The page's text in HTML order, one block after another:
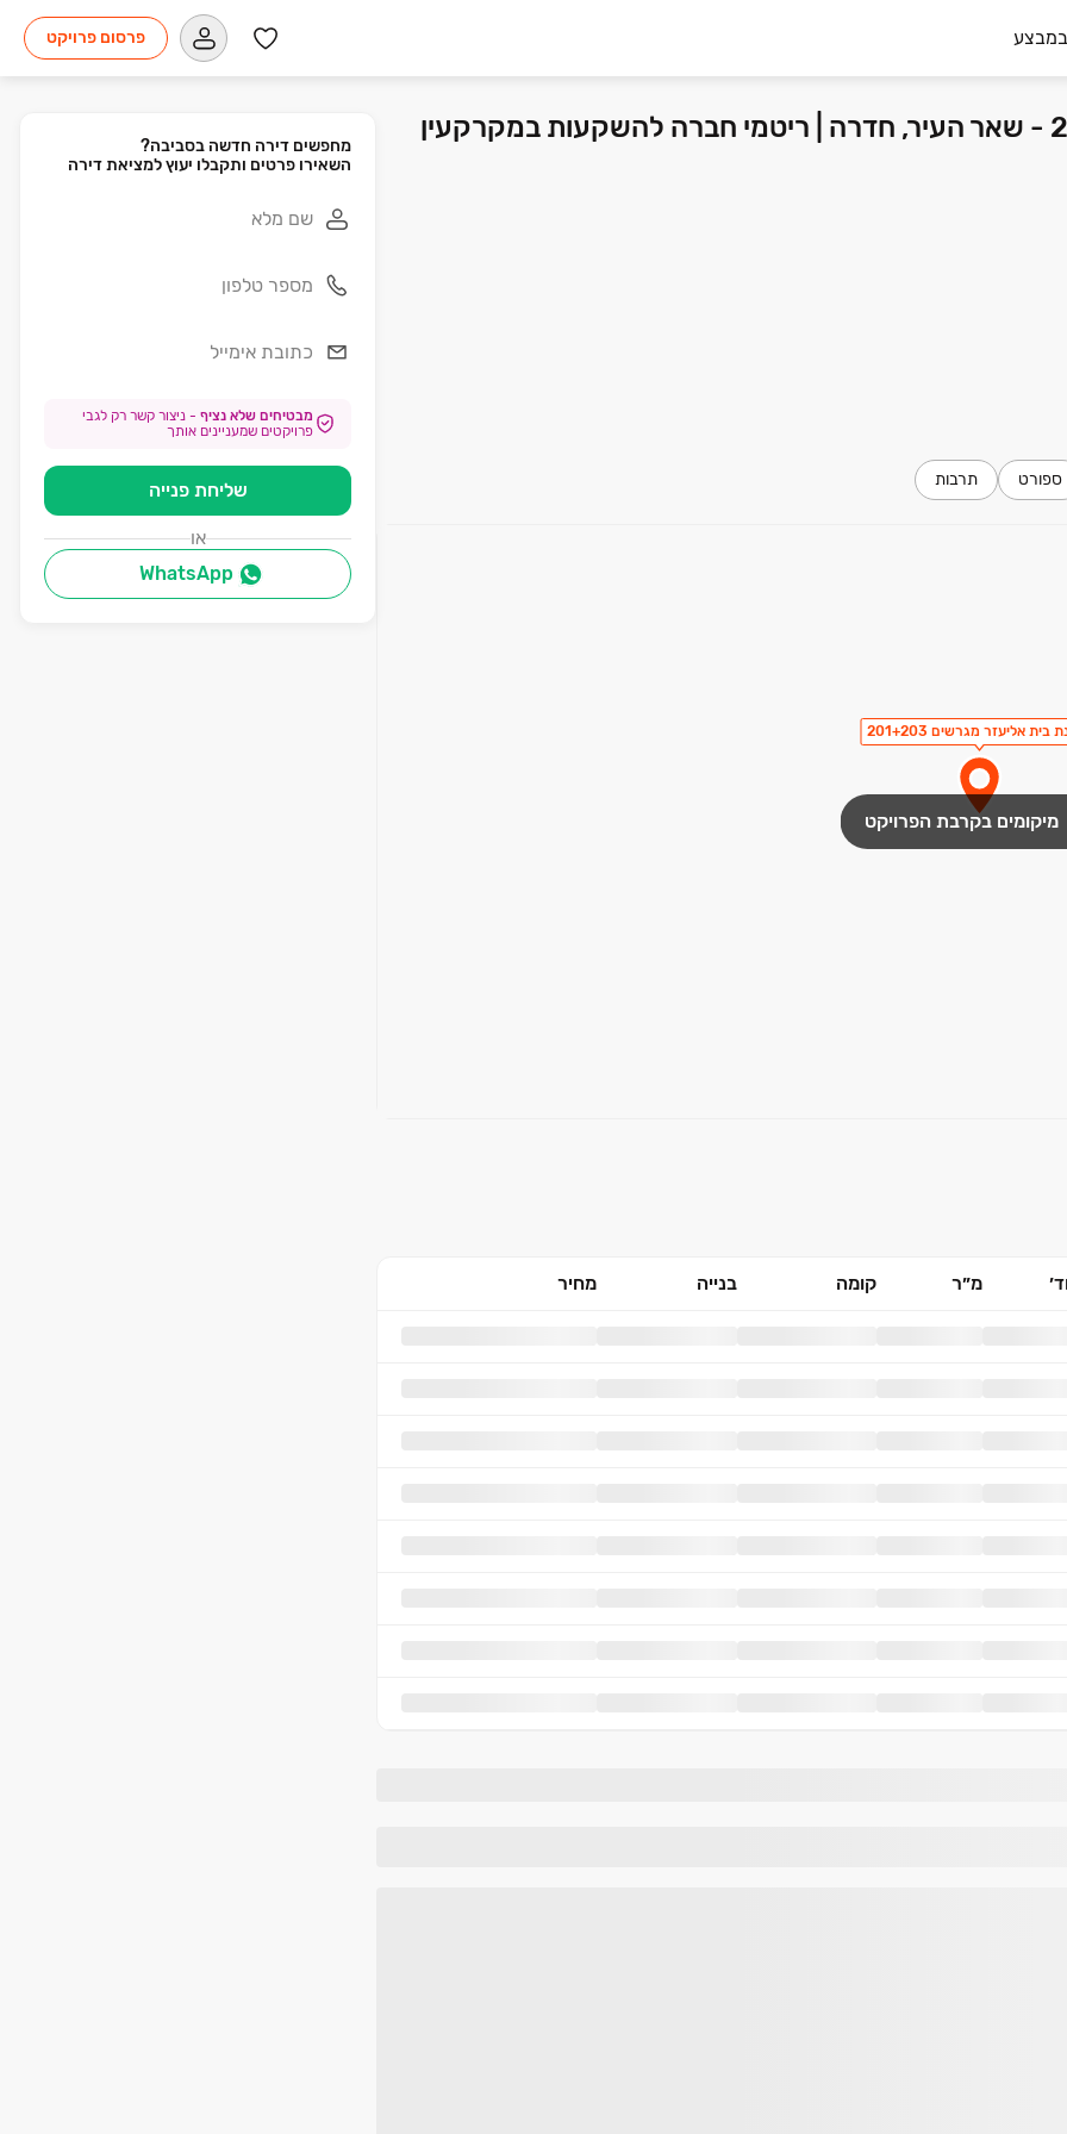
פרסום פרויקט
פרויקט שכונת בית אליעזר מגרשים 201+203 - שאר העיר, חדרה | ריטמי חברה להשקעות במקרקעין
ספורט תרבות
בית אליעזר מגרשים 201+203
מיקומים בקרבת הפרויקט
מ״ר קומה בנייה מחיר
השאירו פרטים ותקבלו יעוץ למציאת דירה
מבטיחים שלא נציף - ניצור קשר רק לגבי
פרויקטים שמעניינים אותך
שליחת פנייה
או
WhatsApp